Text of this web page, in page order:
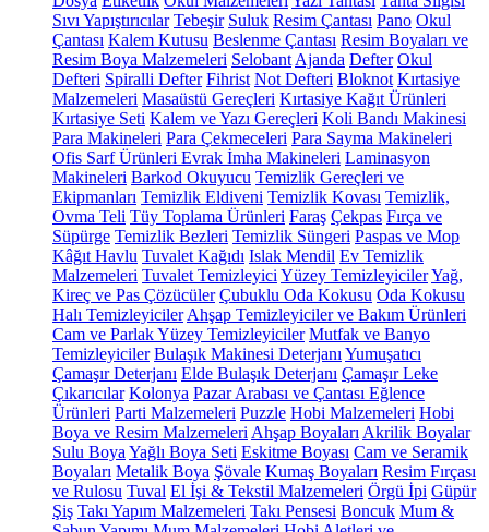
Sıvı Yapıştırıcılar Tebeşir Suluk Resim Çantası Pano Okul
Çantası Kalem Kutusu Beslenme Çantası Resim Boyaları ve
Resim Boya Malzemeleri Selobant Ajanda Defter Okul
Defteri Spiralli Defter Fihrist Not Defteri Bloknot Kırtasiye
Malzemeleri Masaüstü Gereçleri Kırtasiye Kağıt Ürünleri
Kırtasiye Seti Kalem ve Yazı Gereçleri Koli Bandı Makinesi
Para Makineleri Para Çekmeceleri Para Sayma Makineleri
Ofis Sarf Ürünleri Evrak İmha Makineleri Laminasyon
Makineleri Barkod Okuyucu Temizlik Gereçleri ve
Ekipmanları Temizlik Eldiveni Temizlik Kovası Temizlik,
Ovma Teli Tüy Toplama Ürünleri Faraş Çekpas Fırça ve
Süpürge Temizlik Bezleri Temizlik Süngeri Paspas ve Mop
Kâğıt Havlu Tuvalet Kağıdı Islak Mendil Ev Temizlik
Malzemeleri Tuvalet Temizleyici Yüzey TemizleyicilerYağ,
Kireç ve Pas Çözücüler Çubuklu Oda Kokusu Oda Kokusu
Halı Temizleyiciler Ahşap Temizleyiciler ve Bakım Ürünleri
Cam ve Parlak Yüzey Temizleyiciler Mutfak ve Banyo
Temizleyiciler Bulaşık Makinesi Deterjanı Yumuşatıcı
Çamaşır Deterjanı Elde Bulaşık Deterjanı Çamaşır Leke
Çıkarıcılar Kolonya Pazar Arabası ve Çantası Eğlence
Ürünleri Parti Malzemeleri Puzzle Hobi Malzemeleri Hobi
Boya ve Resim Malzemeleri Ahşap Boyaları Akrilik Boyalar
Sulu Boya Yağlı Boya Seti Eskitme Boyası Cam ve Seramik
Boyaları Metalik Boya Şövale Kumaş Boyaları Resim Fırçası
ve Rulosu Tuval El İşi & Tekstil Malzemeleri Örgü İpi Güpür
Şiş Takı Yapım Malzemeleri Takı Pensesi Boncuk Mum &